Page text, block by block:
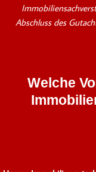
Abschluss des
Welche